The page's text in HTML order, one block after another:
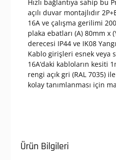
Hızlı bağlantıya sahip bu
açılı duvar montajlıdır
16A ve çalışma gerilimi
plaka ebatları (A) 80mm x
derecesi IP44 ve IK08
Kablo girişleri esnek veya
16A’daki kabloların kesiti
rengi açık gri (RAL 7035)
kolay tanımlanması için
Ürün Bilgileri